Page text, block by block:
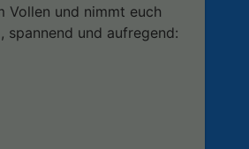
Vollen und nimmt euch
spannend und aufregend: